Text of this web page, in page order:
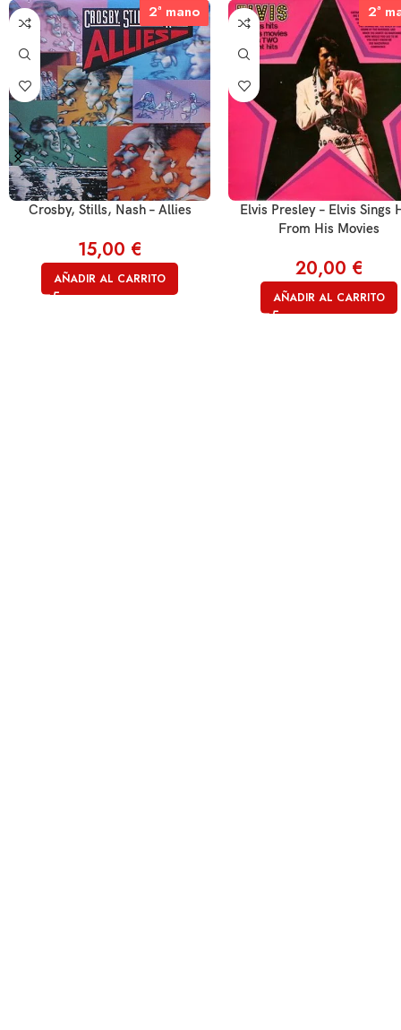
2ª mano
2ª mano
Crosby, Stills, Nash – Allies
15,00 €
AÑADIR AL CARRITO
2ª
2ª
Elvis Presley – Elvis Sings
From His Movies
20,00 €
AÑADIR AL CARRITO